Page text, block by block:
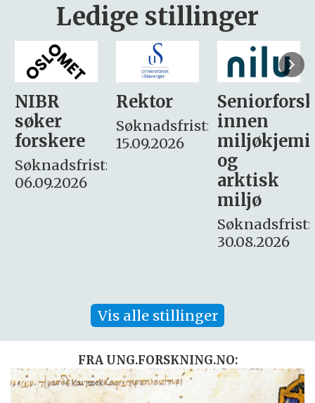
Ledige stillinger
Rektor
Søknadsfrist:
15.09.2026
Seniorforsker
innen
miljøkjemi
søker
– fast
Søknadsfrist:
16. august.
Vis alle stillinger
FRA UNG.FORSKNING.NO: